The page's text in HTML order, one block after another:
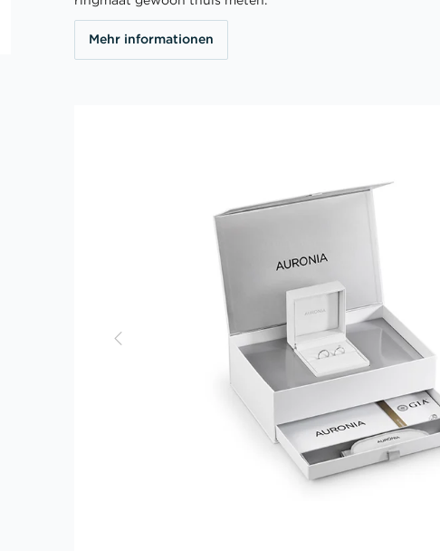
Mehr informationen